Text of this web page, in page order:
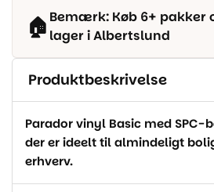
🏠 Bemærk: Køb 6+ pakker
lager i Albertslund
Produktbeskrivelse
Parador vinyl Basic med
der er ideelt til almindeligt
erhverv.